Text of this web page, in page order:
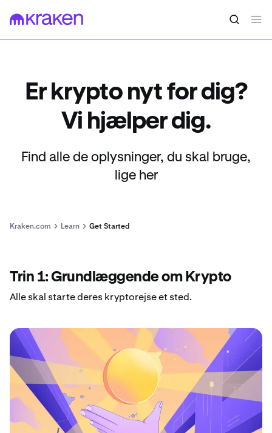
Er krypto nyt for dig?
Vi hjælper dig.
Find alle de oplysninger, du skal bruge,
lige her
Kraken.com Learn Get Started
Trin 1: Grundlæggende om Krypto
Alle skal starte deres kryptorejse et sted.